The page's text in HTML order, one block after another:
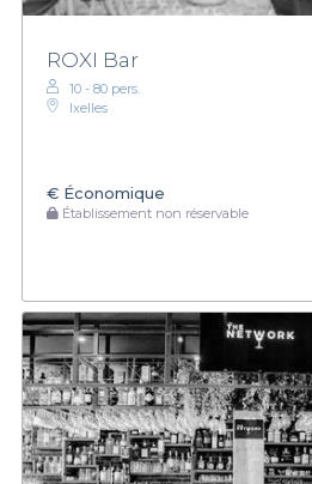
ROXI Bar
10 - 80 pers.
Ixelles
€ Économique
Établissement non réservable